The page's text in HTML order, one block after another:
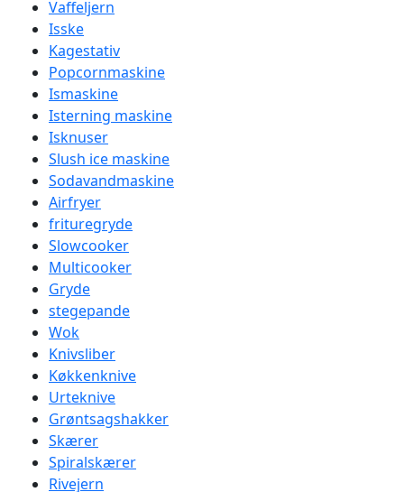
Vaffeljern
Isske
Kagestativ
Popcornmaskine
Ismaskine
Isterning maskine
Isknuser
Slush ice maskine
Sodavandmaskine
Airfryer
frituregryde
Slowcooker
Multicooker
Gryde
stegepande
Wok
Knivsliber
Køkkenknive
Urteknive
Grøntsagshakker
Skærer
Spiralskærer
Rivejern